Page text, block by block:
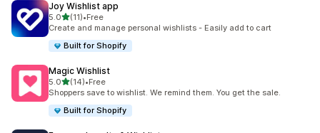
Joy Wishlist app
5.0별 5개 중
(11)
총 리뷰 11개
•Free
Create and manage personal wishlists - Easily add to cart
Built for Shopify
Magic Wishlist
5.0별 5개 중
(14)
총 리뷰 14개
•Free
Shoppers save to wishlist. We remind them. You get the sale.
Built for Shopify